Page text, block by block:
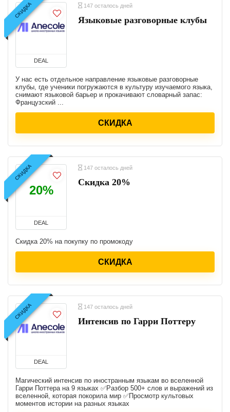
СКИДКА
DEAL
147 осталось дней
Языковые разговорные клубы
У нас есть отдельное направление языковые разговорные
клубы, где ученики погружаются в культуру изучаемого языка,
снимают языковой барьер и прокачивают словарный запас:
Французский ...
СКИДКА
СКИДКА
20%
DEAL
147 осталось дней
Скидка 20%
Скидка 20% на покупку по промокоду
СКИДКА
СКИДКА
DEAL
147 осталось дней
Интенсив по Гарри Поттеру
Магический интенсив по иностранным языкам во вселенной
Гарри Поттера на 9 языках ✅Разбор 500+ слов и выражений из
вселенной, которая покорила мир ✅Просмотр культовых
моментов истории на разных языках